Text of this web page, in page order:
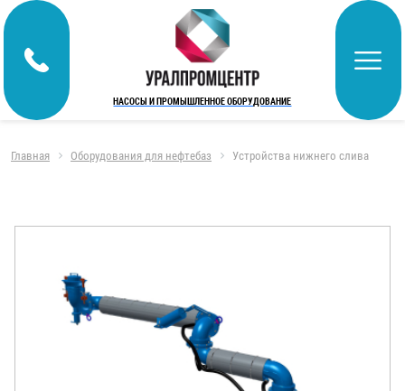
НАСОСЫ И ПРОМЫШЛЕННОЕ ОБОРУДОВАНИЕ
Главная Оборудования для нефтебаз Устройства нижнего слива